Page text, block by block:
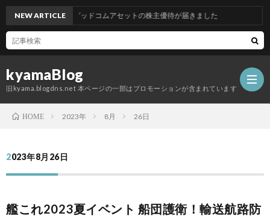
kyamaBlog
旧kyama.blogdns.net 本ページの一部はプロモーションが含まれています
NEW ARTICLEグッドコムアセットの株主優待が届きました
HOME 2023年 8月 26日
2023年8月26日
艦これ2023夏イベント 船団護衛！輸送航路防